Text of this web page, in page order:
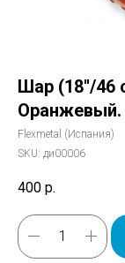
Шар (18''/46
Оранжевый.
Flexmetal (Испания)
SKU: ди00006
400 р.